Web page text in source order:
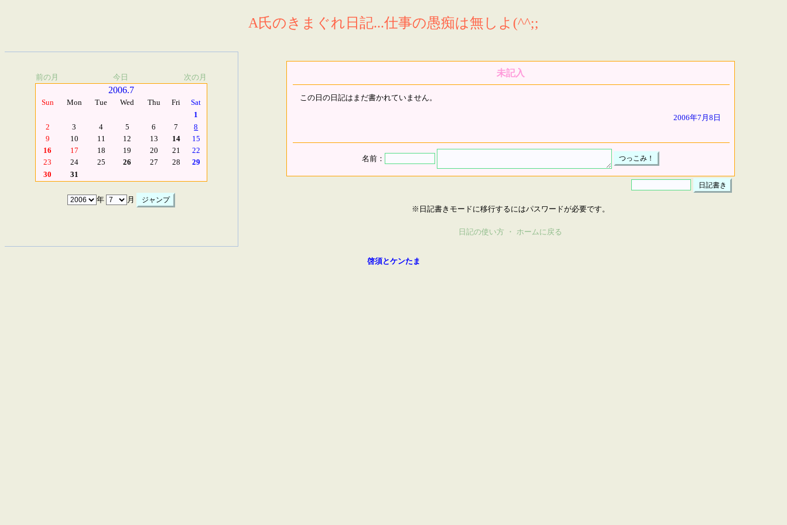
A氏のきまぐれ日記...仕事の愚痴は無しよ(^^;;
前の月 今日 次の月
2006.7
Sun Mon Tue Wed Thu Fri
Sat
1
2
3 4 5 6 7
8
9
10 11 12 13 14
15
16
17 18 19 20 21
22
23
24 25 26 27 28
29
30
31
年 月
未記入
この日の日記はまだ書かれていません。
2006年7月8日
名前：
※日記書きモードに移行するにはパスワードが必要です。
日記の使い方 ・ ホームに戻る
啓須とケンたま